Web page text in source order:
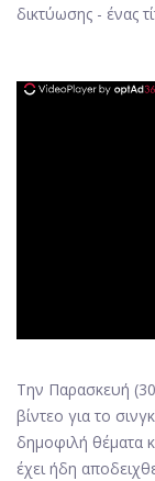
δικτύωσης - ένας
Την Παρασκευή
βίντεο για το
δημοφιλή θέματα
έχει ήδη